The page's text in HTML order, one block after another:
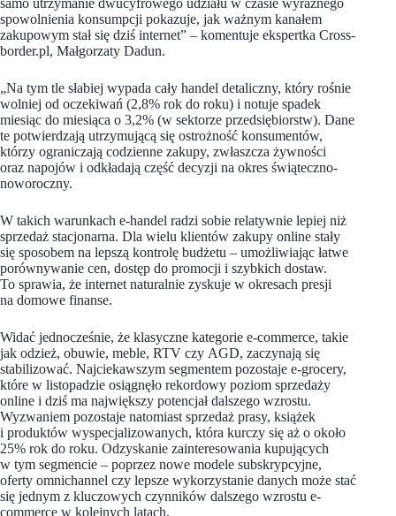
spowolnienia konsumpcji pokazuje, jak ważnym kanałem
zakupowym stał się dziś internet” – komentuje ekspertka Cross-
border.pl, Małgorzaty Dadun.
„Na tym tle słabiej wypada cały handel detaliczny, który rośnie
wolniej od oczekiwań (2,8% rok do roku) i notuje spadek
miesiąc do miesiąca o 3,2% (w sektorze przedsiębiorstw). Dane
te potwierdzają utrzymującą się ostrożność konsumentów,
którzy ograniczają codzienne zakupy, zwłaszcza żywności
oraz napojów i odkładają część decyzji na okres świąteczno-
noworoczny.
W takich warunkach e-handel radzi sobie relatywnie lepiej niż
sprzedaż stacjonarna. Dla wielu klientów zakupy online stały
się sposobem na lepszą kontrolę budżetu – umożliwiając łatwe
porównywanie cen, dostęp do promocji i szybkich dostaw.
To sprawia, że internet naturalnie zyskuje w okresach presji
na domowe finanse.
Widać jednocześnie, że klasyczne kategorie e-commerce, takie
jak odzież, obuwie, meble, RTV czy AGD, zaczynają się
stabilizować. Najciekawszym segmentem pozostaje e-grocery,
które w listopadzie osiągnęło rekordowy poziom sprzedaży
online i dziś ma największy potencjał dalszego wzrostu.
Wyzwaniem pozostaje natomiast sprzedaż prasy, książek
i produktów wyspecjalizowanych, która kurczy się aż o około
25% rok do roku. Odzyskanie zainteresowania kupujących
w tym segmencie – poprzez nowe modele subskrypcyjne,
oferty omnichannel czy lepsze wykorzystanie danych może stać
się jednym z kluczowych czynników dalszego wzrostu e-
commerce w kolejnych latach.